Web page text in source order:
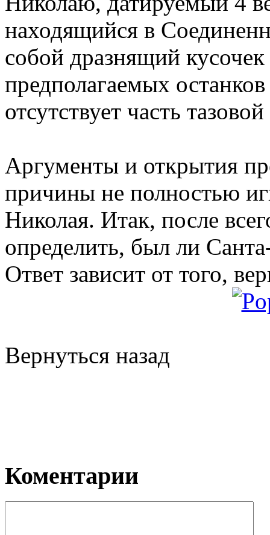
находящийся в
собой дразнящий
предполагаемых
отсутствует часть
Аргументы и открытия
причины не полностью
Николая. Итак, после
определить, был ли
Ответ зависит от того,
Вернуться назад
Коментарии